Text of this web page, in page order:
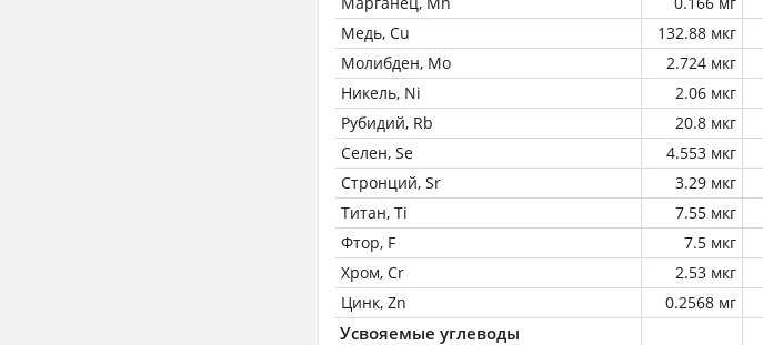
Медь, Cu
132.88 мкг
Молибден, Mo
2.724 мкг
Никель, Ni
2.06 мкг
Рубидий, Rb
20.8 мкг
Селен, Se
4.553 мкг
Стронций, Sr
3.29 мкг
Титан, Ti
7.55 мкг
Фтор, F
7.5 мкг
Хром, Cr
2.53 мкг
Цинк, Zn
0.2568 мг
Усвояемые углеводы